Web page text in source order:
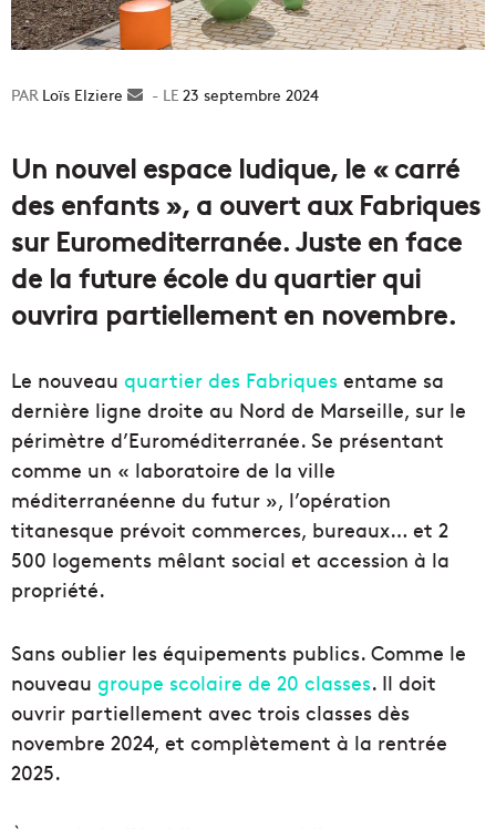
Loïs Elziere
Envoyer23 septembre 2024
Un nouvel espace ludique, le « carré
des enfants », a ouvert aux Fabriques
sur Euromediterranée. Juste en face
de la future école du quartier qui
ouvrira partiellement en novembre.
Le nouveau quartier des Fabriques entame sa
dernière ligne droite au Nord de Marseille, sur le
périmètre d’Euroméditerranée. Se présentant
comme un « laboratoire de la ville
méditerranéenne du futur », l’opération
titanesque prévoit commerces, bureaux… et 2
500 logements mêlant social et accession à la
propriété.
Sans oublier les équipements publics. Comme le
nouveau groupe scolaire de 20 classes. Il doit
ouvrir partiellement avec trois classes dès
novembre 2024, et complètement à la rentrée
2025.